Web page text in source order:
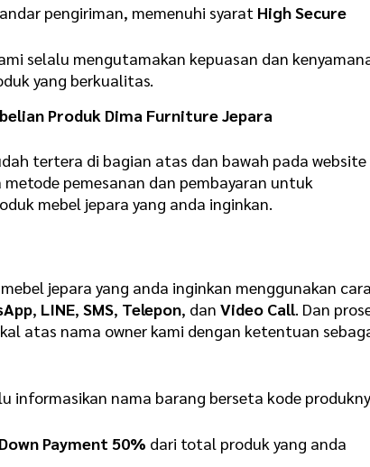
pengiriman, memenuhi syarat High Secure
selalu mengutamakan kepuasan dan
yang berkualitas.
Produk Dima Furniture Jepara
tertera di bagian atas dan bawah pada website
pemesanan dan pembayaran untuk
mebel jepara yang anda inginkan.
jepara yang anda inginkan menggunakan
, LINE,SMS, Telepon, danVideo Call. Dan
atas nama owner kami dengan ketentuan
informasikan nama barang berseta kode
Down Payment 50% dari total produk yang anda